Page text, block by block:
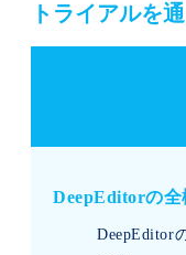
トライアルを
DeepEditorの全
DeepEditor